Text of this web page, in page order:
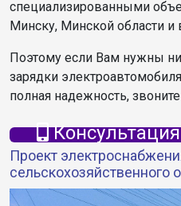
специализированными
Минску, Минской области и
Поэтому если Вам нужны
зарядки
полная надежность,
Проект
сельскохозяйственного